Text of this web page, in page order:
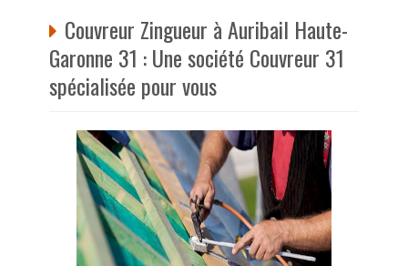
Couvreur Zingueur à Auribail Haute-
Garonne 31 : Une société Couvreur 31
spécialisée pour vous